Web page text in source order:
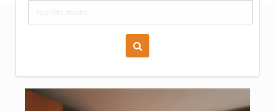
Zoraď podľa času pridania